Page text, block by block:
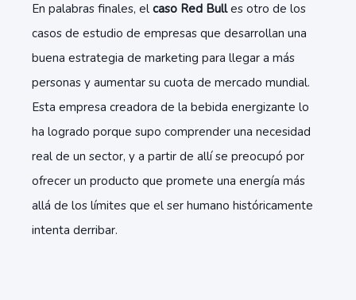
En palabras finales, el caso Red Bulles otro de los
casos de estudio de empresas que desarrollan una
buena estrategia de marketing para llegar a más
personas y aumentar su cuota de mercado mundial.
Esta empresa creadora de la bebida energizante lo
ha logrado porque supo comprender una necesidad
real de un sector, y a partir de allí se preocupó por
ofrecer un producto que promete una energía más
allá de los límites que el ser humano históricamente
intenta derribar.